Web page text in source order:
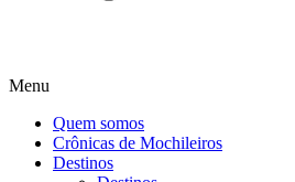
Menu
Quem somos
Crônicas de Mochileiros
Destinos